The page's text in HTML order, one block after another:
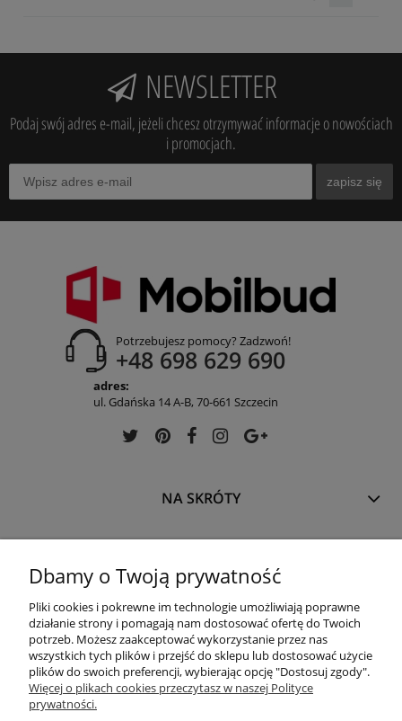
NEWSLETTER
Podaj swój adres e-mail, jeżeli chcesz otrzymywać informacje o nowościach
i promocjach.
zapisz się
Potrzebujesz pomocy? Zadzwoń!
+48 698 629 690
adres:
ul. Gdańska 14 A-B, 70-661 Szczecin
NA SKRÓTY
OFERTA
REGULACJE
Dbamy o Twoją prywatność
Pliki cookies i pokrewne im technologie umożliwiają poprawne
działanie strony i pomagają nam dostosować ofertę do Twoich
potrzeb. Możesz zaakceptować wykorzystanie przez nas
wszystkich tych plików i przejść do sklepu lub dostosować użycie
plików do swoich preferencji, wybierając opcję "Dostosuj zgody".
Więcej o plikach cookies przeczytasz w naszej Polityce
prywatności.